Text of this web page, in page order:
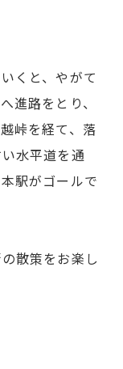
くと、やがて
進路をとり、
峠を経て、落
水平道を通
駅がゴールで
散策をお楽し